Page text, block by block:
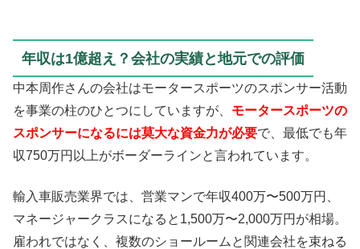
年収は1億超え？会社の実績と地元での評価
中本周作さんの会社はモータースポーツのスポンサー活動
を事業の柱のひとつにしていますが、 モータースポーツの
スポンサーになるには莫大な資金力が必要で、最低でも年
収750万円以上がボーダーラインと言われています。
輸入車販売業界では、営業マンで年収400万〜500万円、
マネージャークラスになると1,500万〜2,000万円が相場。
雇われではなく、複数のショールームと関連会社を束ねる